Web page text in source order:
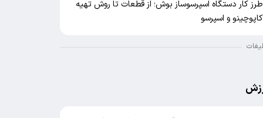
طرز کار دستگاه اسپرسوساز بوش؛ از قطعات تا روش تهیه
کاپوچینو و اسپرسو